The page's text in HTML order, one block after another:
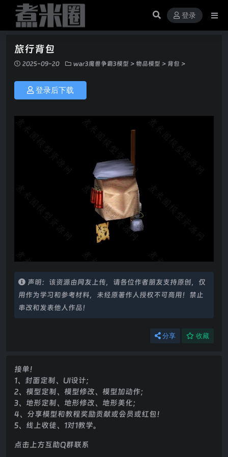
登录
旅行背包
2025-09-20 war3魔兽争霸3模型 > 物品模型 > 背包 >
登录后下载
声明：该资源由网友上传，请各位作者朋友支持原创，仅
用作为学习和参考材料，未经原著作人授权不可商用！禁止
串改和发表他人作品！
分享 收藏
接单！
1、封面定制、UI设计；
2、模型定制、模型修改、模型加动作；
3、地形定制、地形修改、地形美化；
4、分享模型和教程奖励贡献或会员或红包！
5、线上收徒、1对1教学。
点击上方互助Q群联系